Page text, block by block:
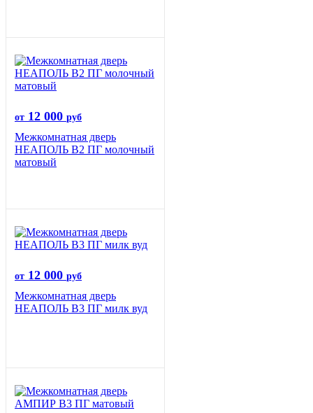
от 12 000 руб
Межкомнатная дверь
НЕАПОЛЬ В2 ПГ молочный
матовый
от 12 000 руб
Межкомнатная дверь
НЕАПОЛЬ В3 ПГ милк вуд